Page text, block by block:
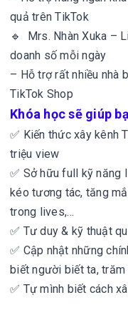
quả trên TikTok
🔹 Mrs. Nhàn Xuka –
doanh số mỗi ngày
– Hỗ trợ rất nhiều nhà
TikTok Shop
Khóa học sẽ giúp
✅ Kiến thức xây kênh
triệu view
✅ Sở hữu full kỹ năng
kéo tương tác, tăng
trong lives,…
✅ Tư duy & kỹ thuật
✅ Cập nhật những
biết người biết ta,
✅ Tự mình biết cách